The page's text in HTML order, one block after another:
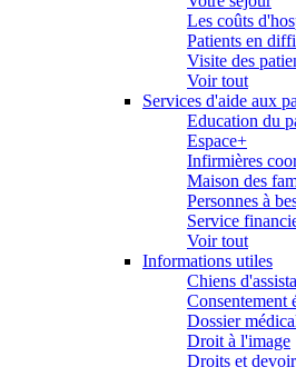
Les coûts
Patients en
Visite des
Voir tout
Services d'aide aux
Education du
Espace+
Infirmières
Maison des
Personnes à
Service
Voir tout
Informations utiles
Chiens
Consentement
Dossier
Droit à l'image
Droits et